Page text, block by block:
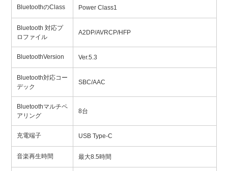
BluetoothのClass Power Class1
Bluetooth 対応プ
ロファイル
A2DP/AVRCP/HFP
BluetoothVersion Ver.5.3
Bluetooth対応コー
デック
SBC/AAC
Bluetoothマルチペ
アリング
8台
充電端子 USB Type-C
音楽再生時間 最大8.5時間